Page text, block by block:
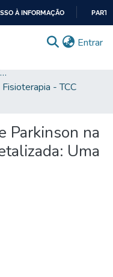
À INFORMAÇÃO
Entrar
TRABALHOS ACADÊMICOS
Fisioterapia - TCC
Parkinson na
Uma